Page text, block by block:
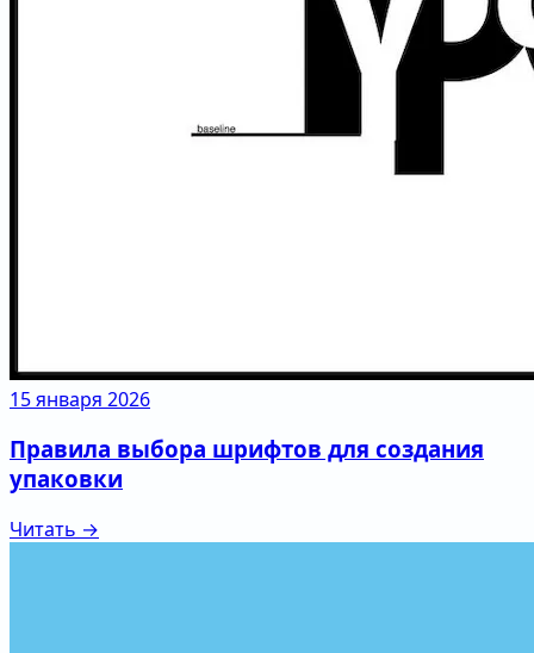
15 января 2026
Правила выбора шрифтов для создания
упаковки
Читать →